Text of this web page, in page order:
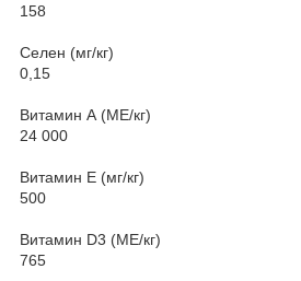
158
Селен (мг/кг)
0,15
Витамин А (МЕ/кг)
24 000
Витамин Е (мг/кг)
500
Витамин D3 (МЕ/кг)
765